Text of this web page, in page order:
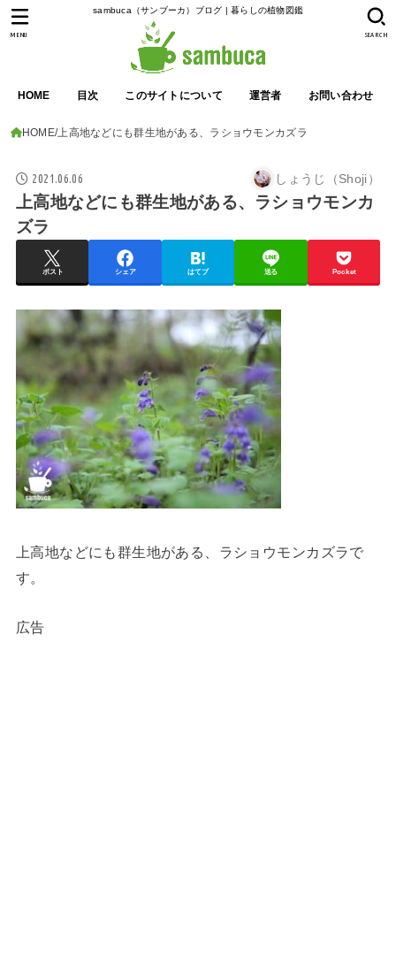
sambuca（サンブーカ）ブログ | 暮らしの植物図鑑
HOME 目次 このサイトについて 運営者 お問い合わせ
SEARCH
MENU
HOME 上高地などにも群生地がある、ラショウモンカズラ
2021.06.06 しょうじ（Shoji）
上高地などにも群生地がある、ラショウモンカ
ズラ
ポスト シェア はてブ 送る Pocket
上高地などにも群生地がある、ラショウモンカズラで
す。
広告